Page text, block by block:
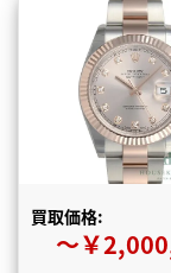
買取価格:
〜￥